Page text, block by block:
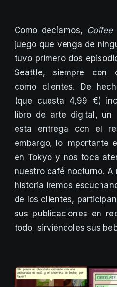
Como decíamos, Coffee
juego que venga de
tuvo primero dos
Seattle, siempre con
como clientes. De
(que cuesta 4,99 €)
libro de arte digital, un
esta entrega con el
embargo, lo importante
en Tokyo y nos toca
nuestro café nocturno. A
historia iremos
de los clientes,
sus publicaciones en
todo, sirviéndoles sus